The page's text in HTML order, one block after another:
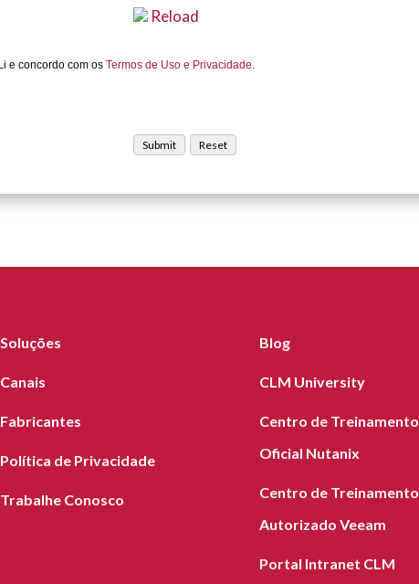
Reload
e concordo com os Termos de Uso e Privacidade.
Soluções
Canais
Fabricantes
Política de Privacidade
Trabalhe Conosco
Blog
CLM University
Centro de Treinamento
Oficial Nutanix
Centro de Treinamento
Autorizado Veeam
Portal Intranet CLM